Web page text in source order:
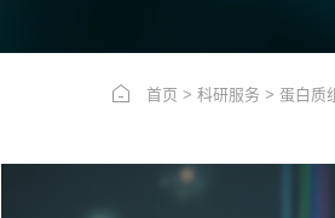
首页 > 科研服务 > 蛋白质